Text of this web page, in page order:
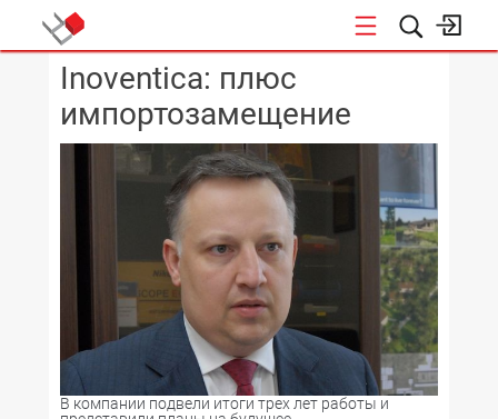
КОНФЕРЕНЦИИ
Inoventica: плюс
импортозамещение
В компании подвели итоги трех лет работы и